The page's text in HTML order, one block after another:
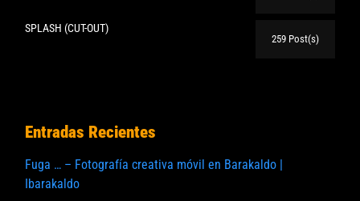
SPLASH (CUT-OUT)
259 Post(s)
Entradas Recientes
Fuga … – Fotografía creativa móvil en Barakaldo |
Ibarakaldo